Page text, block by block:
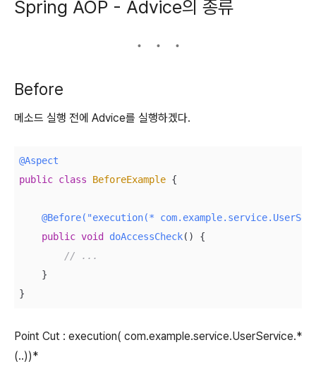
Spring AOP - Advice의 종류
Before
메소드 실행 전에 Advice를 실행하겠다.
@Aspect
public class BeforeExample {
@Before("execution(*
public void doAccessCheck()
{
// ...
    }
Point Cut : execution( com.example.service.UserService.*
(..))*